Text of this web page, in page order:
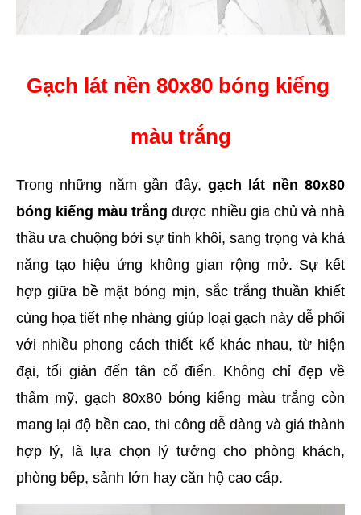
Gạch lát nền 80x80 bóng kiếng
màu trắng
Trong những năm gần đây, gạch lát nền 80x80
bóng kiếng màu trắng được nhiều gia chủ và nhà
thầu ưa chuộng bởi sự tinh khôi, sang trọng và khả
năng tạo hiệu ứng không gian rộng mở. Sự kết
hợp giữa bề mặt bóng mịn, sắc trắng thuần khiết
cùng họa tiết nhẹ nhàng giúp loại gạch này dễ phối
với nhiều phong cách thiết kế khác nhau, từ hiện
đại, tối giản đến tân cổ điển. Không chỉ đẹp về
thẩm mỹ, gạch 80x80 bóng kiếng màu trắng còn
mang lại độ bền cao, thi công dễ dàng và giá thành
hợp lý, là lựa chọn lý tưởng cho phòng khách,
phòng bếp, sảnh lớn hay căn hộ cao cấp.